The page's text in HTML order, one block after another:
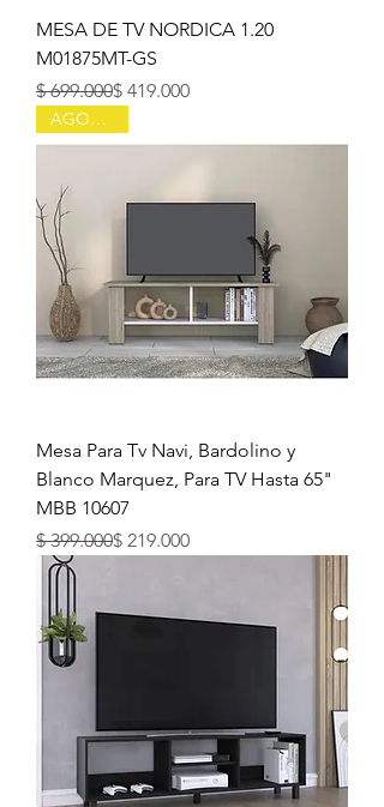
MESA DE TV NORDICA 1.20
M01875MT-GS
Precio
$ 699.000
Precio de oferta
$ 419.000
AGOTADO
Mesa Para Tv Navi, Bardolino y
Blanco Marquez, Para TV Hasta 65"
MBB 10607
Precio
$ 399.000
Precio de oferta
$ 219.000